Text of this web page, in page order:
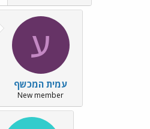
ך
ע
עמית המכשף
New member